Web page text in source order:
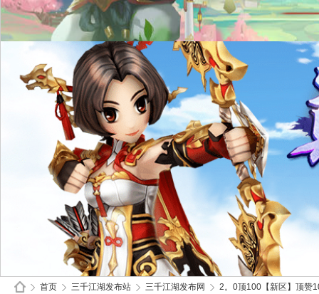
首页 三千江湖发布站 三千江湖发布网 2。0顶100【新区】顶赞